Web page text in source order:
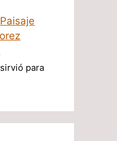
Paisaje
para